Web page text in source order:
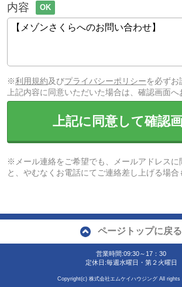
内容 OK
※利用規約及びプライバシーポリシーを必ずお
上記内容に同意いただいた場合は、確認画面へ
上記に同意して確認
※メール連絡をご希望でも、メールアドレスに
と、やむなくお電話にてご連絡差し上げる場合
ページトップに戻る
営業時間:09:30～17：30
定休日:毎週水曜日・第２火曜日
Copyright(c) 株式会社エムケイハウジング All rights